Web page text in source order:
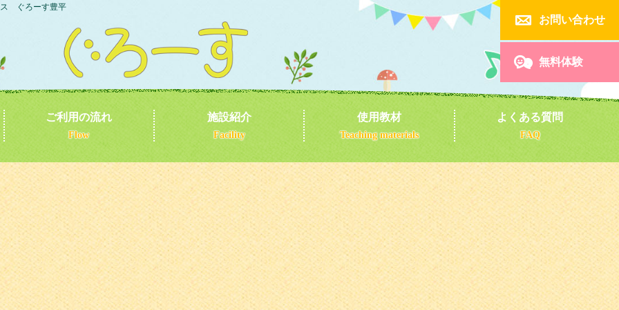
ス ぐろーす豊平
 お問い合わせ
 無料体験
ご利用の流れ
Flow
施設紹介
Facility
使用教材
Teaching materials
よくある質問
FAQ